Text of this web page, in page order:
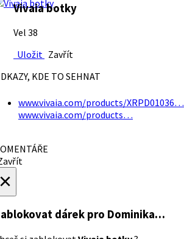
Vivaia botky
Vel 38
Uložit Zavřít
KDE TO SEHNAT
www.vivaia.com/products/XRPD01036…
www.vivaia.com/products…
dárek pro Dominika…